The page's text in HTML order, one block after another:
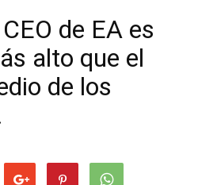
de EA es
alto que el
de los